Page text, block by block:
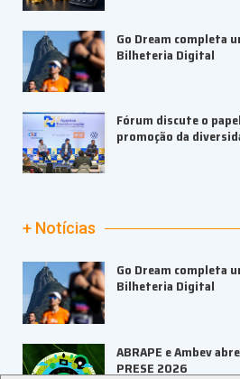
Go Dream completa
Bilheteria Digital
Fórum discute o
promoção da
+ Notícias
Go Dream completa
Bilheteria Digital
ABRAPE e Ambev
PRESE 2026